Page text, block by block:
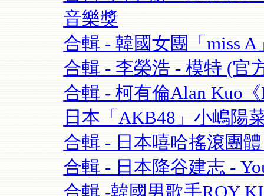
音樂獎
合輯 - 韓國女團「miss A
合輯 - 李榮浩 - 模特 (官
合輯 - 柯有倫Alan Kuo
日本「AKB48」小嶋陽
合輯 - 日本嘻哈搖滾團體
合輯 - 日本降谷建志 -
合輯 -韓國男歌手ROY